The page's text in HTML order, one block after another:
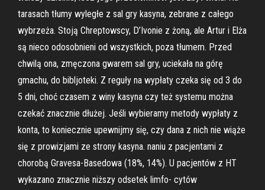
tarasach tłumy wyległe z sal gry kasyna, zebrane z całego
wybrzeża. Stoją Chreptowscy, D’Ivonie z żoną, ale Artur i Elża
są nieco odosobnieni od wszystkich, poza tłumem. Przed
chwilą ona, zmęczona gwarem sal gry, uciekała na górę
gmachu, do bibljoteki. Z reguły na wypłaty czeka się od 3 do
5 dni, choć czasem z winy kasyna czy też systemu można
czekać znacznie dłużej. Jeśli wybieramy metody wypłaty z
konta, to koniecznie upewnijmy się, czy dana z nich nie wiąże
się z prowizjami ze strony kasyna. naniu z pacjentami z
chorobą Gravesa-Basedowa (18%, 14%). U pacjentów z HT
wykazano znacznie niższy odsetek limfo- cytów